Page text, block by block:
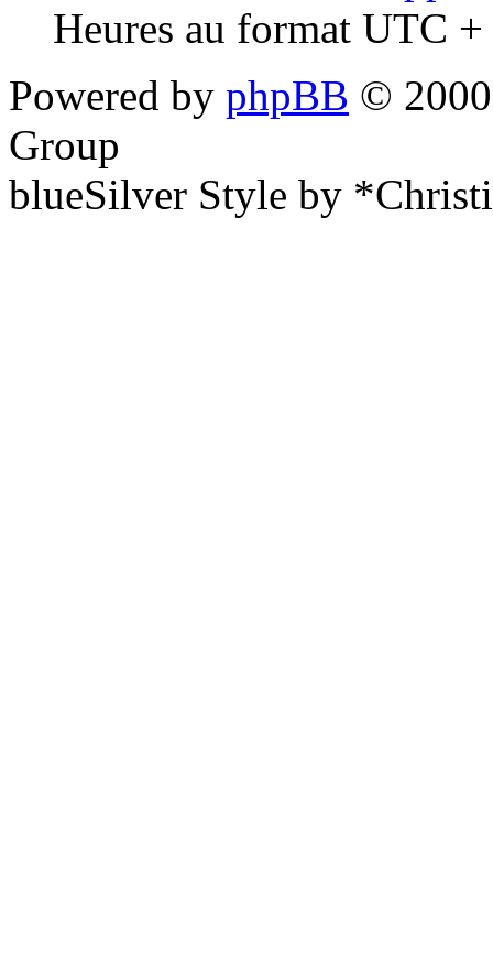
Heures au format UTC
Powered by phpBB ©
Group
blueSilver Style by